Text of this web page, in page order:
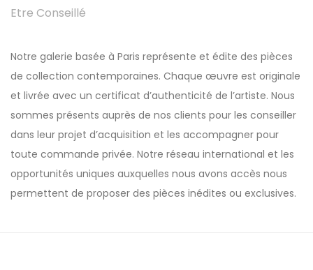
Etre Conseillé
Notre galerie basée à Paris représente et édite des pièces
de collection contemporaines. Chaque œuvre est originale
et livrée avec un certificat d’authenticité de l’artiste. Nous
sommes présents auprès de nos clients pour les conseiller
dans leur projet d’acquisition et les accompagner pour
toute commande privée. Notre réseau international et les
opportunités uniques auxquelles nous avons accès nous
permettent de proposer des pièces inédites ou exclusives.